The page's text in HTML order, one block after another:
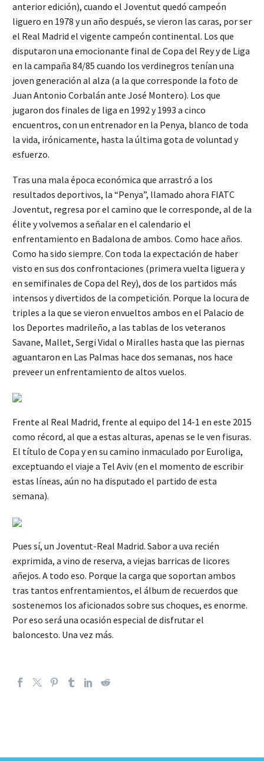
anterior edición), cuando el Joventut quedó campeón
liguero en 1978 y un año después, se vieron las caras, por ser
el Real Madrid el vigente campeón continental. Los que
disputaron una emocionante final de Copa del Rey y de Liga
en la campaña 84/85 cuando los verdinegros tenían una
joven generación al alza (a la que corresponde la foto de
Juan Antonio Corbalán ante José Montero). Los que
jugaron dos finales de liga en 1992 y 1993 a cinco
encuentros, con un entrenador en la Penya, blanco de toda
la vida, irónicamente, hasta la última gota de voluntad y
esfuerzo.
Tras una mala época económica que arrastró a los
resultados deportivos, la “Penya”, llamado ahora FIATC
Joventut, regresa por el camino que le corresponde, al de la
élite y volvemos a señalar en el calendario el
enfrentamiento en Badalona de ambos. Como hace años.
Como ha sido siempre. Con toda la expectación de haber
visto en sus dos confrontaciones (primera vuelta liguera y
en semifinales de Copa del Rey), dos de los partidos más
intensos y divertidos de la competición. Porque la locura de
triples a la que se vieron envueltos ambos en el Palacio de
los Deportes madrileño, a las tablas de los veteranos
Savane, Mallet, Sergi Vidal o Miralles hasta que las piernas
aguantaron en Las Palmas hace dos semanas, nos hace
preveer un enfrentamiento de altos vuelos.
Frente al Real Madrid, frente al equipo del 14-1 en este 2015
como récord, al que a estas alturas, apenas se le ven fisuras.
El título de Copa y en su camino inmaculado por Euroliga,
exceptuando el viaje a Tel Aviv (en el momento de escribir
estas líneas, aún no ha disputado el partido de esta
semana).
Pues sí, un Joventut-Real Madrid. Sabor a uva recién
exprimida, a vino de reserva, a viejas barricas de licores
añejos. A todo eso. Porque la carga que soportan ambos
tras tantos enfrentamientos, el álbum de recuerdos que
sostenemos los aficionados sobre sus choques, es enorme.
Por eso será una ocasión especial de disfrutar el
baloncesto. Una vez más.